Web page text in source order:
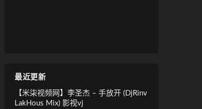
最近更新
【米柒视频网】李圣杰 – 手放开 (DjRinv
LakHous Mix) 影视vj